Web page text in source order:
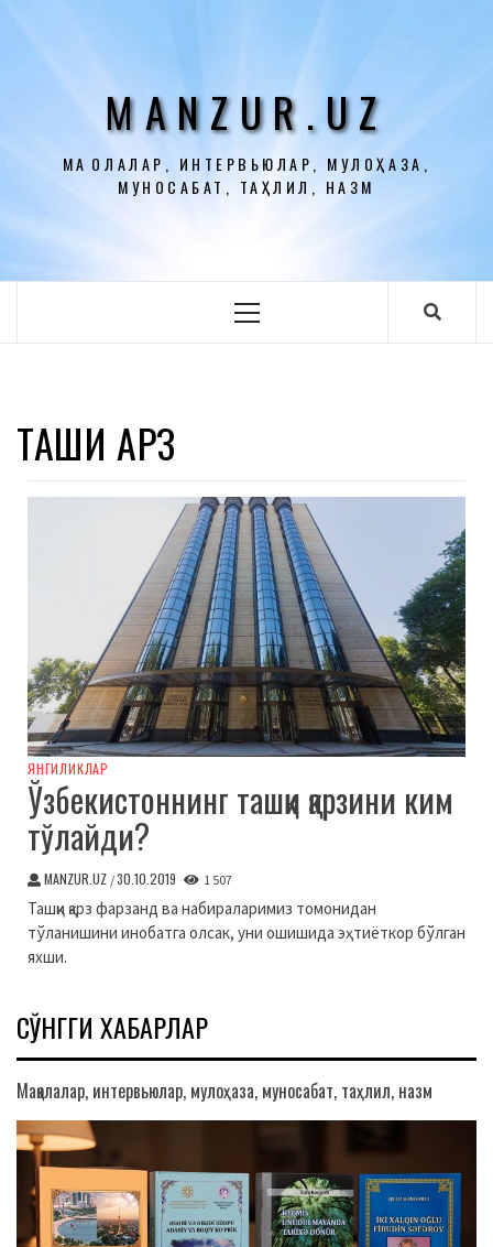
MANZUR.UZ
МАҚОЛАЛАР, ИНТЕРВЬЮЛАР, МУЛОҲАЗА,
МУНОСАБАТ, ТАҲЛИЛ, НАЗМ
меню
ТАШҚИ ҚАРЗ
ЯНГИЛИКЛАР
Ўзбекистоннинг ташқи қарзини ким
тўлайди?
MANZUR.UZ /30.10.2019 1 507
Ташқи қарз фарзанд ва набираларимиз томонидан
тўланишини инобатга олсак, уни ошишида эҳтиёткор бўлган
яхши.
СЎНГГИ ХАБАРЛАР
Мақолалар, интервьюлар, мулоҳаза, муносабат, таҳлил, назм